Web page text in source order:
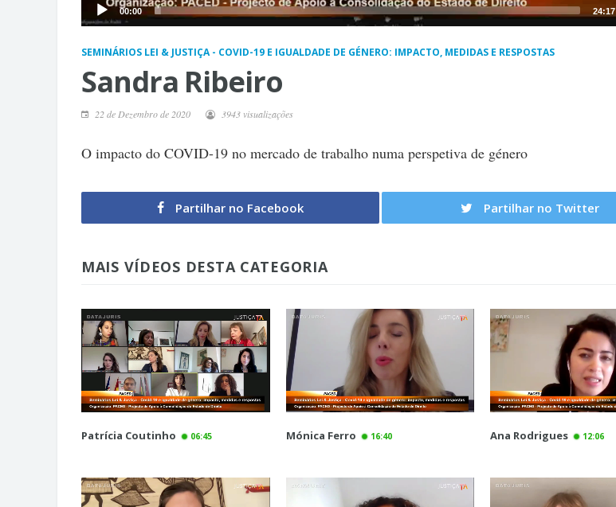
00:00 24:17
SEMINÁRIOS LEI & JUSTIÇA - COVID-19 E IGUALDADE DE GÉNERO: IMPACTO, MEDIDAS E RESPOSTAS
Sandra Ribeiro
22 de Dezembro de 2020 3943 visualizações
O impacto do COVID-19 no mercado de trabalho numa perspetiva de género
Partilhar no Facebook Partilhar no Twitter
MAIS VÍDEOS DESTA CATEGORIA
Patrícia Coutinho 06:45 Mónica Ferro 16:40 Ana Rodrigues 12:06